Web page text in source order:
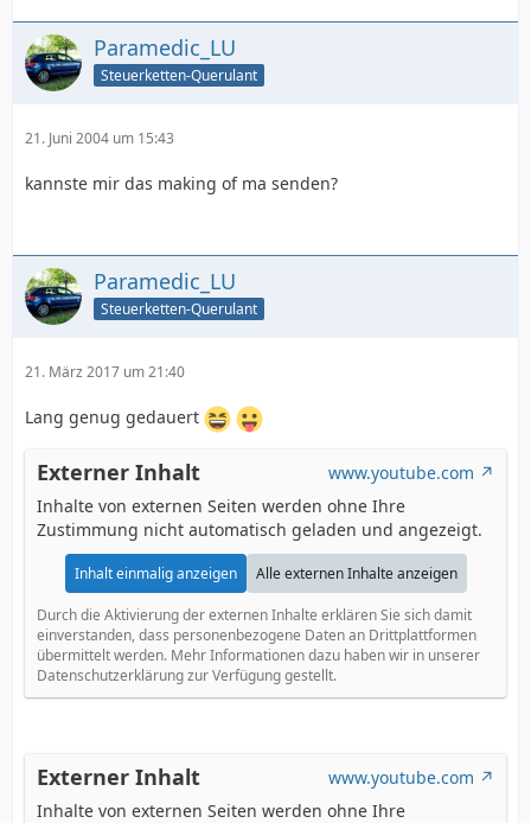
Paramedic_LU
Steuerketten-Querulant
21. Juni 2004 um 15:43
kannste mir das making of ma senden?
Paramedic_LU
Steuerketten-Querulant
21. März 2017 um 21:40
Lang genug gedauert
Externer Inhalt
www.youtube.com
Inhalte von externen Seiten werden ohne Ihre
Zustimmung nicht automatisch geladen und angezeigt.
Inhalt einmalig anzeigen Alle externen Inhalte anzeigen
Durch die Aktivierung der externen Inhalte erklären Sie sich damit
einverstanden, dass personenbezogene Daten an Drittplattformen
übermittelt werden. Mehr Informationen dazu haben wir in unserer
Datenschutzerklärung zur Verfügung gestellt.
Externer Inhalt
www.youtube.com
Inhalte von externen Seiten werden ohne Ihre